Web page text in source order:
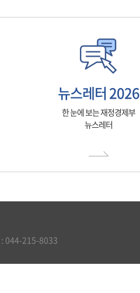
뉴스레터 2026
한 눈에 보는 재정경제부
뉴스레터
: 044-215-8033